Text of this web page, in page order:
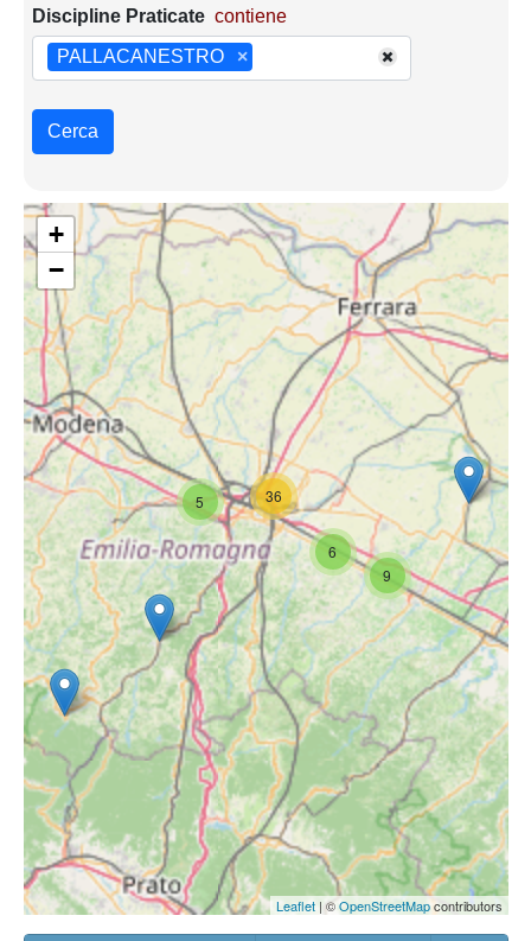
Discipline Praticate contiene
×
PALLACANESTRO
Cerca
9
6
5 36
+
−
Leaflet| ©OpenStreetMapcontributors